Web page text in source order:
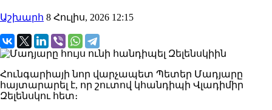
Աշխարհ 8 Հուլիս, 2026 12:15
Հունգարիայի նոր վարչապետ Պետեր Մադյարը
հայտարարել է, որ շուտով կհանդիպի Վլադիմիր
Զելենսկու հետ։